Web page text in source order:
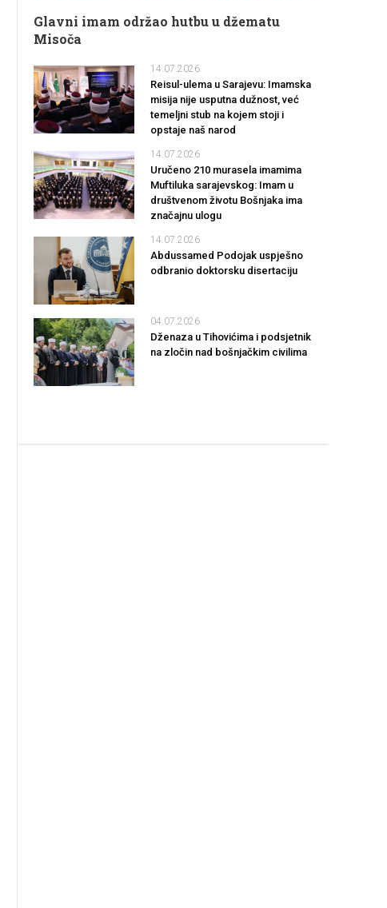
Glavni imam održao hutbu u džematu
Misoča
14.07.2026
Reisul-ulema u Sarajevu: Imamska
misija nije usputna dužnost, već
temeljni stub na kojem stoji i
opstaje naš narod
14.07.2026
Uručeno 210 murasela imamima
Muftiluka sarajevskog: Imam u
društvenom životu Bošnjaka ima
značajnu ulogu
14.07.2026
Abdussamed Podojak uspješno
odbranio doktorsku disertaciju
04.07.2026
Dženaza u Tihovićima i podsjetnik
na zločin nad bošnjačkim civilima